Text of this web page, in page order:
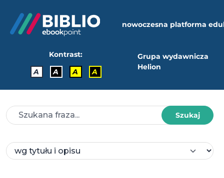
nowoczesna platforma
Kontrast:
A
A A A
Grupa wydawnicza
Helion
Szukaj